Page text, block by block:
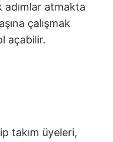
adımlar atmakta
çalışmak
açabilir.
takım üyeleri,